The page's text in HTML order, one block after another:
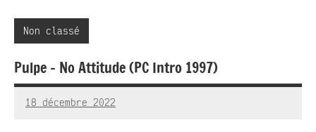
Non classé
Pulpe – No Attitude (PC Intro 1997)
18 décembre 2022
RedBug
Aucun